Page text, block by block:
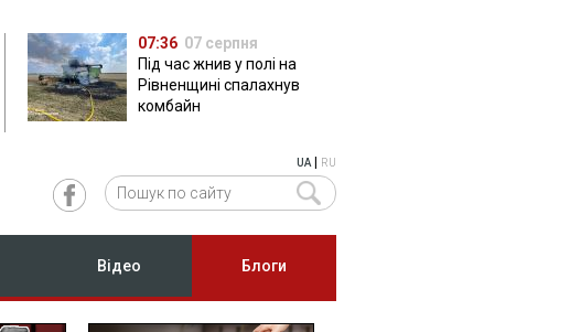
07:36 07 серпня
Під час жнив у полі на
Рівненщині спалахнув
комбайн
UA| RU
Відео Блоги